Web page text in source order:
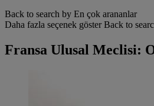
Back to search by En çok arananlar
Daha fazla seçenek göster Back to
Fransa Ulusal Meclisi: